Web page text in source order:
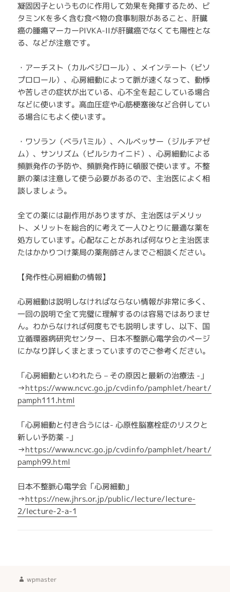
凝固因子というものに作用して効果を発揮するため、ビ
タミンKを多く含む食べ物の食事制限があること、肝臓
癌の腫瘍マーカーPIVKA-IIが肝臓癌でなくても陽性とな
る、などが注意です。
・アーチスト（カルベジロール）、メインテート（ビソ
プロロール）、心房細動によって脈が速くなって、動悸
や苦しさの症状が出ている、心不全を起こしている場合
などに使います。高血圧症や心筋梗塞後など合併してい
る場合にもよく使います。
・ワソラン（ベラパミル）、ヘルベッサー（ジルチアゼ
ム）、サンリズム（ピルシカイニド）、心房細動による
頻脈発作の予防や、頻脈発作時に頓服で使います。不整
脈の薬は注意して使う必要があるので、主治医によく相
談しましょう。
全ての薬には副作用がありますが、主治医はデメリッ
ト、メリットを総合的に考えて一人ひとりに最適な薬を
処方しています。心配なことがあれば何なりと主治医ま
たはかかりつけ薬局の薬剤師さんまでご相談ください。
【発作性心房細動の情報】
心房細動は説明しなければならない情報が非常に多く、
一回の説明で全て完璧に理解するのは容易ではありませ
ん。わからなければ何度もでも説明しますし、以下、国
立循環器病研究センター、日本不整脈心電学会のページ
にかなり詳しくまとまっていますのでご参考ください。
「心房細動といわれたら – その原因と最新の治療法 -」
→https://www.ncvc.go.jp/cvdinfo/pamphlet/heart/
pamph111.html
「心房細動と付き合うには- 心原性脳塞栓症のリスクと
新しい予防薬 -」
→https://www.ncvc.go.jp/cvdinfo/pamphlet/heart/
pamph99.html
日本不整脈心電学会「心房細動」
→https://new.jhrs.or.jp/public/lecture/lecture-
2/lecture-2-a-1
作
wpmaster